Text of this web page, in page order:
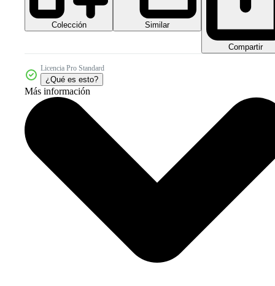
Colección Similar
Compartir
Licencia Pro Standard
¿Qué es esto?
Más información